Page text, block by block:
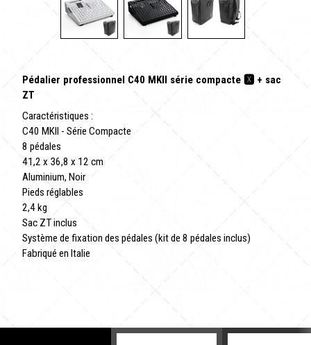
Pédalier professionnel C40 MKII série compacte 🆇 + sac
ZT
Caractéristiques :
C40 MKII - Série Compacte
8 pédales
41,2 x 36,8 x 12 cm
Aluminium, Noir
Pieds réglables
2,4 kg
Sac ZT inclus
Système de fixation des pédales (kit de 8 pédales inclus)
Fabriqué en Italie